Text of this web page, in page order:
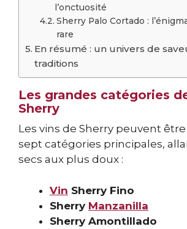
l’onctuosité
Sherry Palo Cortado :
rare
En résumé : un univers de
traditions
Les grandes catégories
Sherry
Les vins de Sherry peuvent
sept catégories principales,
secs aux plus doux :
Vin Sherry Fino
Sherry Manzanilla
Sherry Amontillado